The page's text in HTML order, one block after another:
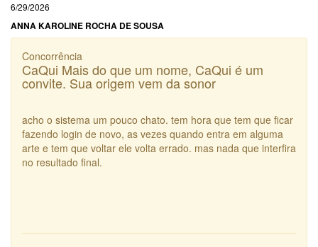
6/29/2026
ANNA KAROLINE ROCHA DE SOUSA
Concorrência
CaQui Mais do que um nome, CaQui é um
convite. Sua origem vem da sonor
acho o sistema um pouco chato. tem hora que tem que ficar
fazendo login de novo, as vezes quando entra em alguma
arte e tem que voltar ele volta errado. mas nada que interfira
no resultado final.